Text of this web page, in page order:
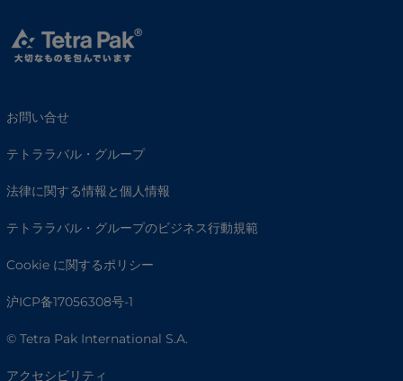
お問い合せ
テトララバル・グループ
法律に関する情報と個人情報
テトララバル・グループのビジネス行動規範
Cookie に関するポリシー
沪ICP备17056308号-1
© Tetra Pak International S.A.
アクセシビリティ